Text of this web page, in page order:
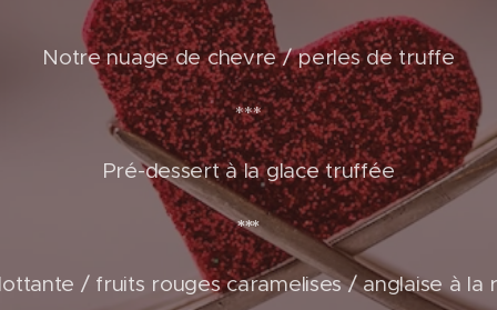
Notre nuage de chevre / perles de truffe
***
Pré-dessert à la glace truffée
***
/ fruits rouges caramelises / anglaise à la